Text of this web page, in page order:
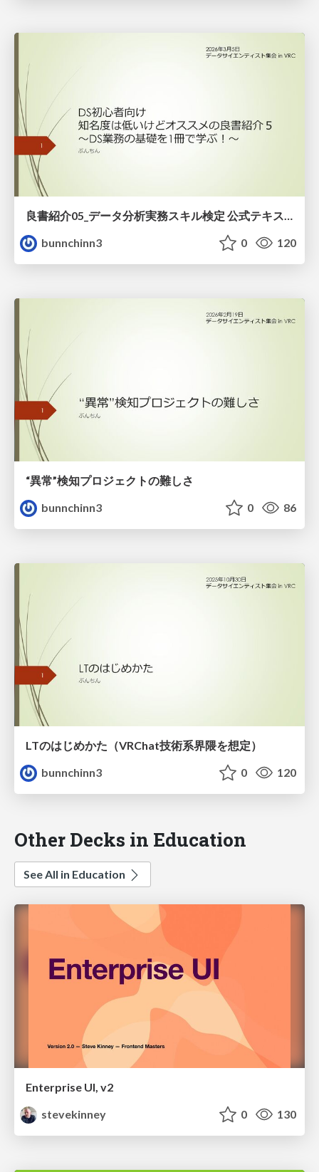
bunnchinn3
0 120
“異常”検知プロジェクトの難しさ
bunnchinn3
0 86
LTのはじめかた（VRChat技術系界隈を想定）
bunnchinn3
0 120
Other Decks in Education
See All in Education
Enterprise UI, v2
stevekinney
0 130